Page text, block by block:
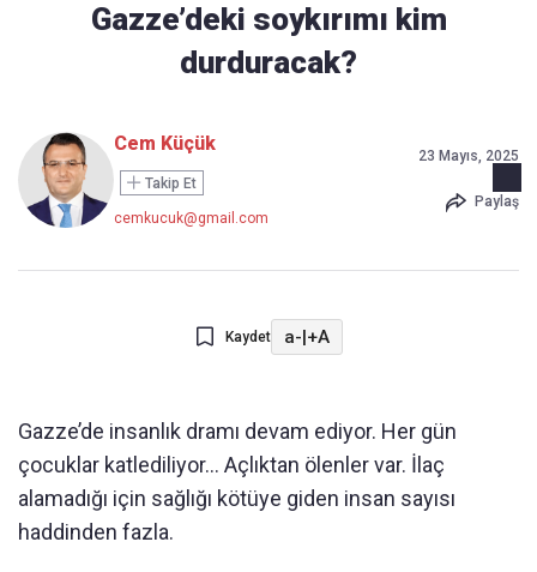
Gazze’deki soykırımı kim
durduracak?
Cem Küçük
Takip Et
cemkucuk@gmail.com
23 Mayıs, 2025
Paylaş
Kaydet a-|+A
Gazze’de insanlık dramı devam ediyor. Her gün
çocuklar katlediliyor... Açlıktan ölenler var. İlaç
alamadığı için sağlığı kötüye giden insan sayısı
haddinden fazla.